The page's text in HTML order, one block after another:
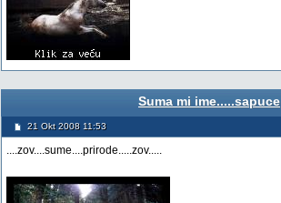
Suma mi ime.....sapuce
21 Okt 2008 11:53
....zov....sume....prirode.....zov.....